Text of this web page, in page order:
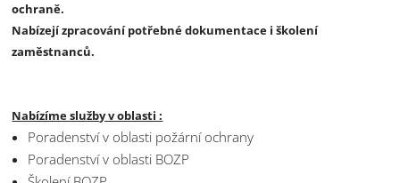
ochraně.
Nabízejí zpracování potřebné dokumentace i školení
zaměstnanců.
Nabízíme služby v oblasti :
Poradenství v oblasti požární ochrany
Poradenství v oblasti BOZP